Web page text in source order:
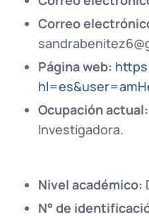
Correo
Página web:
Ocupación actual:
Investigadora.
Nivel académico:
N° de